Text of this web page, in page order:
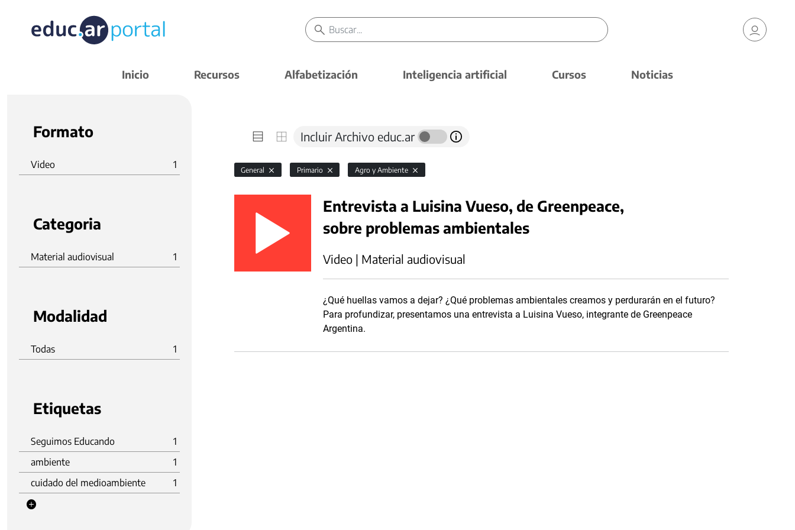
Inicio Recursos Alfabetización Inteligencia artificial Cursos Noticias
Formato
Video 1
Categoria
Material audiovisual 1
Modalidad
Todas 1
Etiquetas
Seguimos Educando
1
ambiente
1
cuidado del medioambiente
1
Incluir Archivo educ.ar
General Primario Agro y Ambiente
Entrevista a Luisina Vueso, de Greenpeace,
sobre problemas ambientales
Video | Material audiovisual
¿Qué huellas vamos a dejar? ¿Qué problemas ambientales creamos y perdurarán en el futuro?
Para profundizar, presentamos una entrevista a Luisina Vueso, integrante de Greenpeace
Argentina.